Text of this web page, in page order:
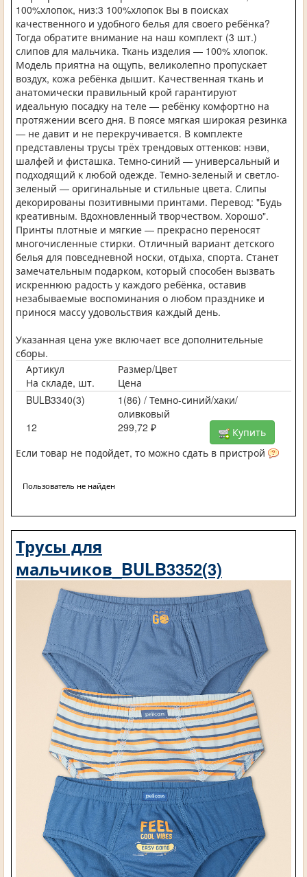
100%хлопок, низ:3 100%хлопок Вы в поисках
качественного и удобного белья для своего ребёнка?
Тогда обратите внимание на наш комплект (3 шт.)
слипов для мальчика. Ткань изделия — 100% хлопок.
Модель приятна на ощупь, великолепно пропускает
воздух, кожа ребёнка дышит. Качественная ткань и
анатомически правильный крой гарантируют
идеальную посадку на теле — ребёнку комфортно на
протяжении всего дня. В поясе мягкая широкая резинка
— не давит и не перекручивается. В комплекте
представлены трусы трёх трендовых оттенков: нэви,
шалфей и фисташка. Темно-синий — универсальный и
подходящий к любой одежде. Темно-зеленый и светло-
зеленый — оригинальные и стильные цвета. Слипы
декорированы позитивными принтами. Перевод: "Будь
креативным. Вдохновленный творчеством. Хорошо".
Принты плотные и мягкие — прекрасно переносят
многочисленные стирки. Отличный вариант детского
белья для повседневной носки, отдыха, спорта. Станет
замечательным подарком, который способен вызвать
искреннюю радость у каждого ребёнка, оставив
незабываемые воспоминания о любом празднике и
принося массу удовольствия каждый день.
Указанная цена уже включает все дополнительные
сборы.
Артикул
Размер/Цвет
На складе, шт.
Цена
BULB3340(3)
1(86) / Темно-синий/хаки/
оливковый
12
299,72 ₽
Купить
Если товар не подойдет, то можно сдать в пристрой
Пользователь не найден
Трусы для
мальчиков_BULB3352(3)